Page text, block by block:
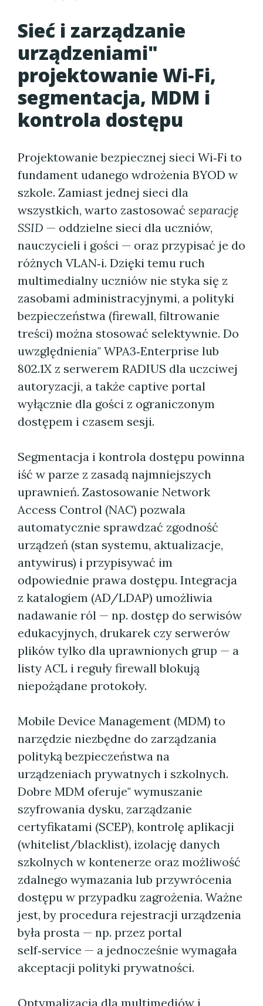
Sieć i zarządzanie
urządzeniami"
projektowanie Wi‑Fi,
segmentacja, MDM i
kontrola dostępu
Projektowanie bezpiecznej sieci Wi‑Fi to
fundament udanego wdrożenia BYOD w
szkole. Zamiast jednej sieci dla
wszystkich, warto zastosować separację
SSID — oddzielne sieci dla uczniów,
nauczycieli i gości — oraz przypisać je do
różnych VLAN‑i. Dzięki temu ruch
multimedialny uczniów nie styka się z
zasobami administracyjnymi, a polityki
bezpieczeństwa (firewall, filtrowanie
treści) można stosować selektywnie. Do
uwzględnienia" WPA3‑Enterprise lub
802.1X z serwerem RADIUS dla uczciwej
autoryzacji, a także captive portal
wyłącznie dla gości z ograniczonym
dostępem i czasem sesji.
Segmentacja i kontrola dostępu powinna
iść w parze z zasadą najmniejszych
uprawnień. Zastosowanie Network
Access Control (NAC) pozwala
automatycznie sprawdzać zgodność
urządzeń (stan systemu, aktualizacje,
antywirus) i przypisywać im
odpowiednie prawa dostępu. Integracja
z katalogiem (AD/LDAP) umożliwia
nadawanie ról — np. dostęp do serwisów
edukacyjnych, drukarek czy serwerów
plików tylko dla uprawnionych grup — a
listy ACL i reguły firewall blokują
niepożądane protokoły.
Mobile Device Management (MDM) to
narzędzie niezbędne do zarządzania
polityką bezpieczeństwa na
urządzeniach prywatnych i szkolnych.
Dobre MDM oferuje" wymuszanie
szyfrowania dysku, zarządzanie
certyfikatami (SCEP), kontrolę aplikacji
(whitelist/blacklist), izolację danych
szkolnych w kontenerze oraz możliwość
zdalnego wymazania lub przywrócenia
dostępu w przypadku zagrożenia. Ważne
jest, by procedura rejestracji urządzenia
była prosta — np. przez portal
self‑service — a jednocześnie wymagała
akceptacji polityki prywatności.
Optymalizacja dla multimediów i